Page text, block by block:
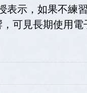
表示，如果不練
可見長期使用